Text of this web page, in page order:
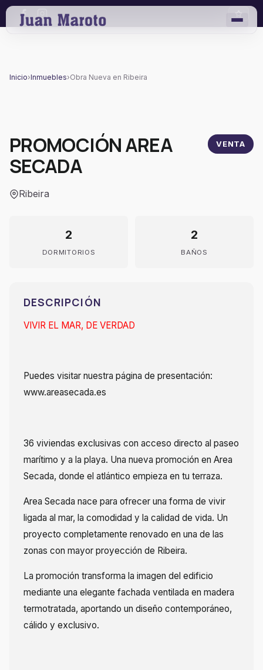
Inicio›Inmuebles›Obra Nueva en Ribeira
PROMOCIÓN AREA
SECADA
VENTA
Ribeira
2
DORMITORIOS
2
BAÑOS
DESCRIPCIÓN
VIVIR EL MAR, DE VERDAD
Puedes visitar nuestra página de presentación:
www.areasecada.es
36 viviendas exclusivas con acceso directo al paseo
marítimo y a la playa. Una nueva promoción en Area
Secada, donde el atlántico empieza en tu terraza.
Area Secada nace para ofrecer una forma de vivir
ligada al mar, la comodidad y la calidad de vida. Un
proyecto completamente renovado en una de las
zonas con mayor proyección de Ribeira.
La promoción transforma la imagen del edificio
mediante una elegante fachada ventilada en madera
termotratada, aportando un diseño contemporáneo,
cálido y exclusivo.